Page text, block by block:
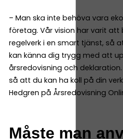
– Man ska inte behöva vara
företag. Vår vision har varit att
regelverk i en smart tjänst, så
kan känna dig trygg med att
årsredovisning och
så att du kan ha koll på din
Hedgren på Årsredovisning
Måste man